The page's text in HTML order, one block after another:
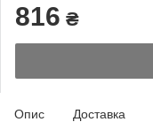
816 ₴
Опис Доставка